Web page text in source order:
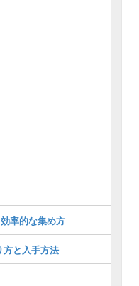
率的な集め方
方と入手方法